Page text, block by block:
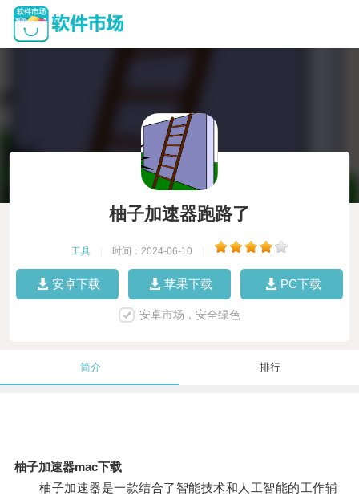
柚子加速器跑路了
工具 时间：2024-06-10
安卓下载 苹果下载 PC下载
安卓市场，安全绿色
简介 排行
柚子加速器mac下载
柚子加速器是一款结合了智能技术和人工智能的工作辅